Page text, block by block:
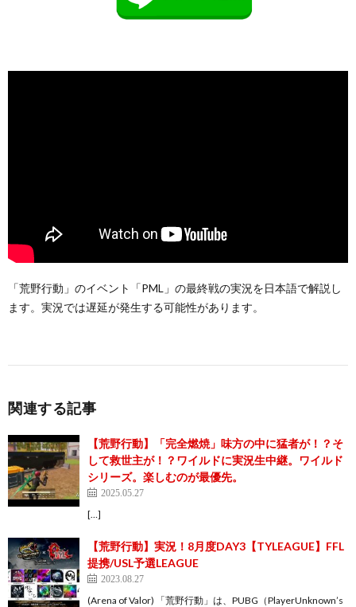
「荒野行動」のイベント「PML」の最終戦の実況を日本語で解説し
ます。実況では遅延が発生する可能性があります。
関連する記事
【荒野行動】「完全燃焼」味方の中に猛者が！？そ
して救世主が！？ワイルドに実況生中継。ワイルド
シリーズ。楽しむのが最優先。
2025.05.27
[…]
【荒野行動】実況！8月度DAY3【TYLEAGUE】FFL
提携/USL予選LEAGUE
2023.08.27
(Arena of Valor) 「荒野行動」は、PUBG（PlayerUnknown’s